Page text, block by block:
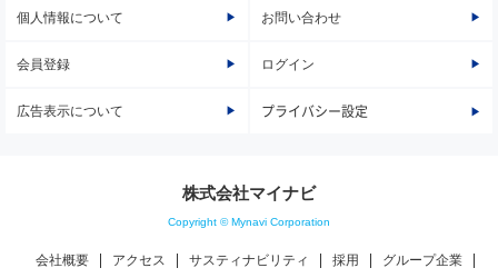
個人情報について お問い合わせ
会員登録 ログイン
広告表示について プライバシー設定
株式会社マイナビ
Copyright © Mynavi Corporation
会社概要 アクセス サスティナビリティ 採用 グループ企業